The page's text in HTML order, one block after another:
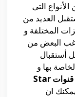
لينك 999 هو من الأنواع التى
العديد من
المختلفة و
البعض من
أستقبال
بها و
ملف قنوات Star
ان